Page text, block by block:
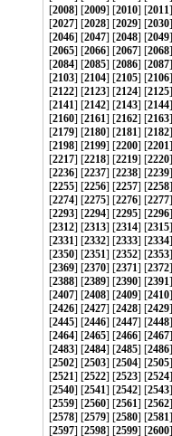
[2008] [2009] [2010] [2011
[2027] [2028] [2029] [2030
[2046] [2047] [2048] [2049
[2065] [2066] [2067] [2068
[2084] [2085] [2086] [2087
[2103] [2104] [2105] [2106
[2122] [2123] [2124] [2125
[2141] [2142] [2143] [2144
[2160] [2161] [2162] [2163
[2179] [2180] [2181] [2182
[2198] [2199] [2200] [2201
[2217] [2218] [2219] [2220
[2236] [2237] [2238] [2239
[2255] [2256] [2257] [2258
[2274] [2275] [2276] [2277
[2293] [2294] [2295] [2296
[2312] [2313] [2314] [2315
[2331] [2332] [2333] [2334
[2350] [2351] [2352] [2353
[2369] [2370] [2371] [2372
[2388] [2389] [2390] [2391
[2407] [2408] [2409] [2410
[2426] [2427] [2428] [2429
[2445] [2446] [2447] [2448
[2464] [2465] [2466] [2467
[2483] [2484] [2485] [2486
[2502] [2503] [2504] [2505
[2521] [2522] [2523] [2524
[2540] [2541] [2542] [2543
[2559] [2560] [2561] [2562
[2578] [2579] [2580] [2581
[2597] [2598] [2599] [2600